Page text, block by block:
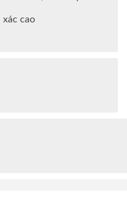
xác cao